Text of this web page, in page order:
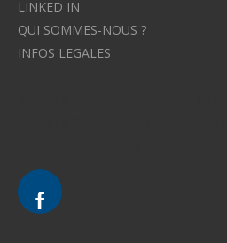
LINKED IN
QUI SOMMES-NOUS ?
INFOS LEGALES